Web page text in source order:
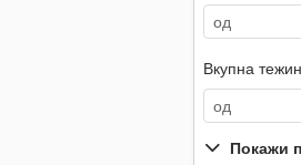
Вкупна
Покажи